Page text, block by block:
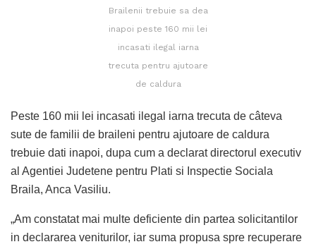
Brailenii trebuie sa dea
inapoi peste 160 mii lei
incasati ilegal iarna
trecuta pentru ajutoare
de caldura
Peste 160 mii lei incasati ilegal iarna trecuta de câteva
sute de familii de braileni pentru ajutoare de caldura
trebuie dati inapoi, dupa cum a declarat directorul executiv
al Agentiei Judetene pentru Plati si Inspectie Sociala
Braila, Anca Vasiliu.
„Am constatat mai multe deficiente din partea solicitantilor
in declararea veniturilor, iar suma propusa spre recuperare